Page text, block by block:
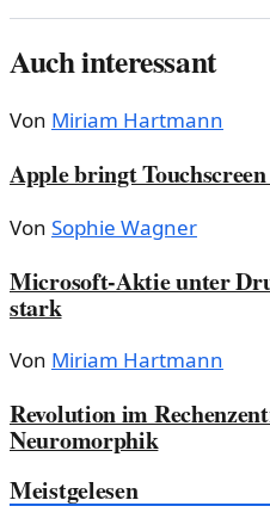
Auch interessant
Von Miriam Hartmann
Apple bringt
Von Sophie Wagner
Microsoft-Aktie unter
stark
Von Miriam Hartmann
Revolution im
Neuromorphik
Meistgelesen